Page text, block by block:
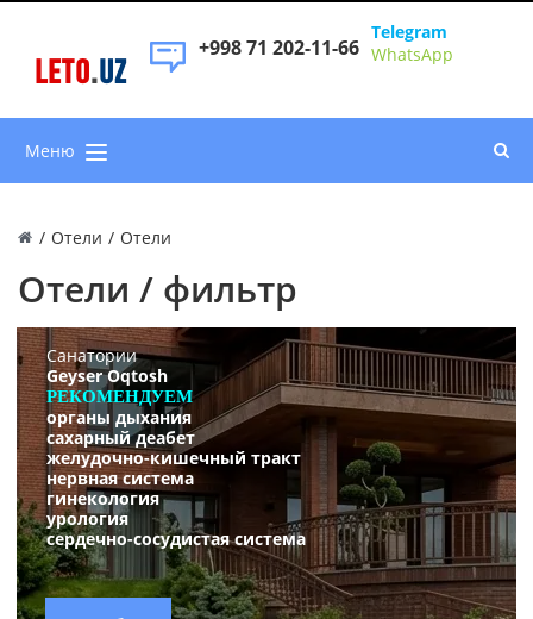
LETO.UZ
+998 71 202-11-66
Telegram
WhatsApp
Меню
/ Отели / Отели
Отели / фильтр
Санатории
Geyser Oqtosh
РЕКОМЕНДУЕМ
органы дыхания
сахарный деабет
желудочно-кишечный тракт
нервная система
гинекология
урология
сердечно-сосудистая система